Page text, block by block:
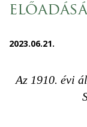
2023.06.21.
Az 1910. évi